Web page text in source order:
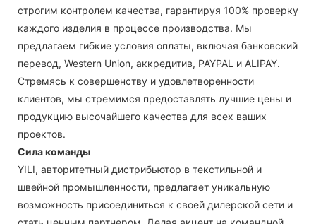
строгим контролем качества, гарантируя 100% проверку
каждого изделия в процессе производства. Мы
предлагаем гибкие условия оплаты, включая банковский
перевод, Western Union, аккредитив, PAYPAL и ALIPAY.
Стремясь к совершенству и удовлетворенности
клиентов, мы стремимся предоставлять лучшие цены и
продукцию высочайшего качества для всех ваших
проектов.
Сила команды
YILI, авторитетный дистрибьютор в текстильной и
швейной промышленности, предлагает уникальную
возможность присоединиться к своей дилерской сети и